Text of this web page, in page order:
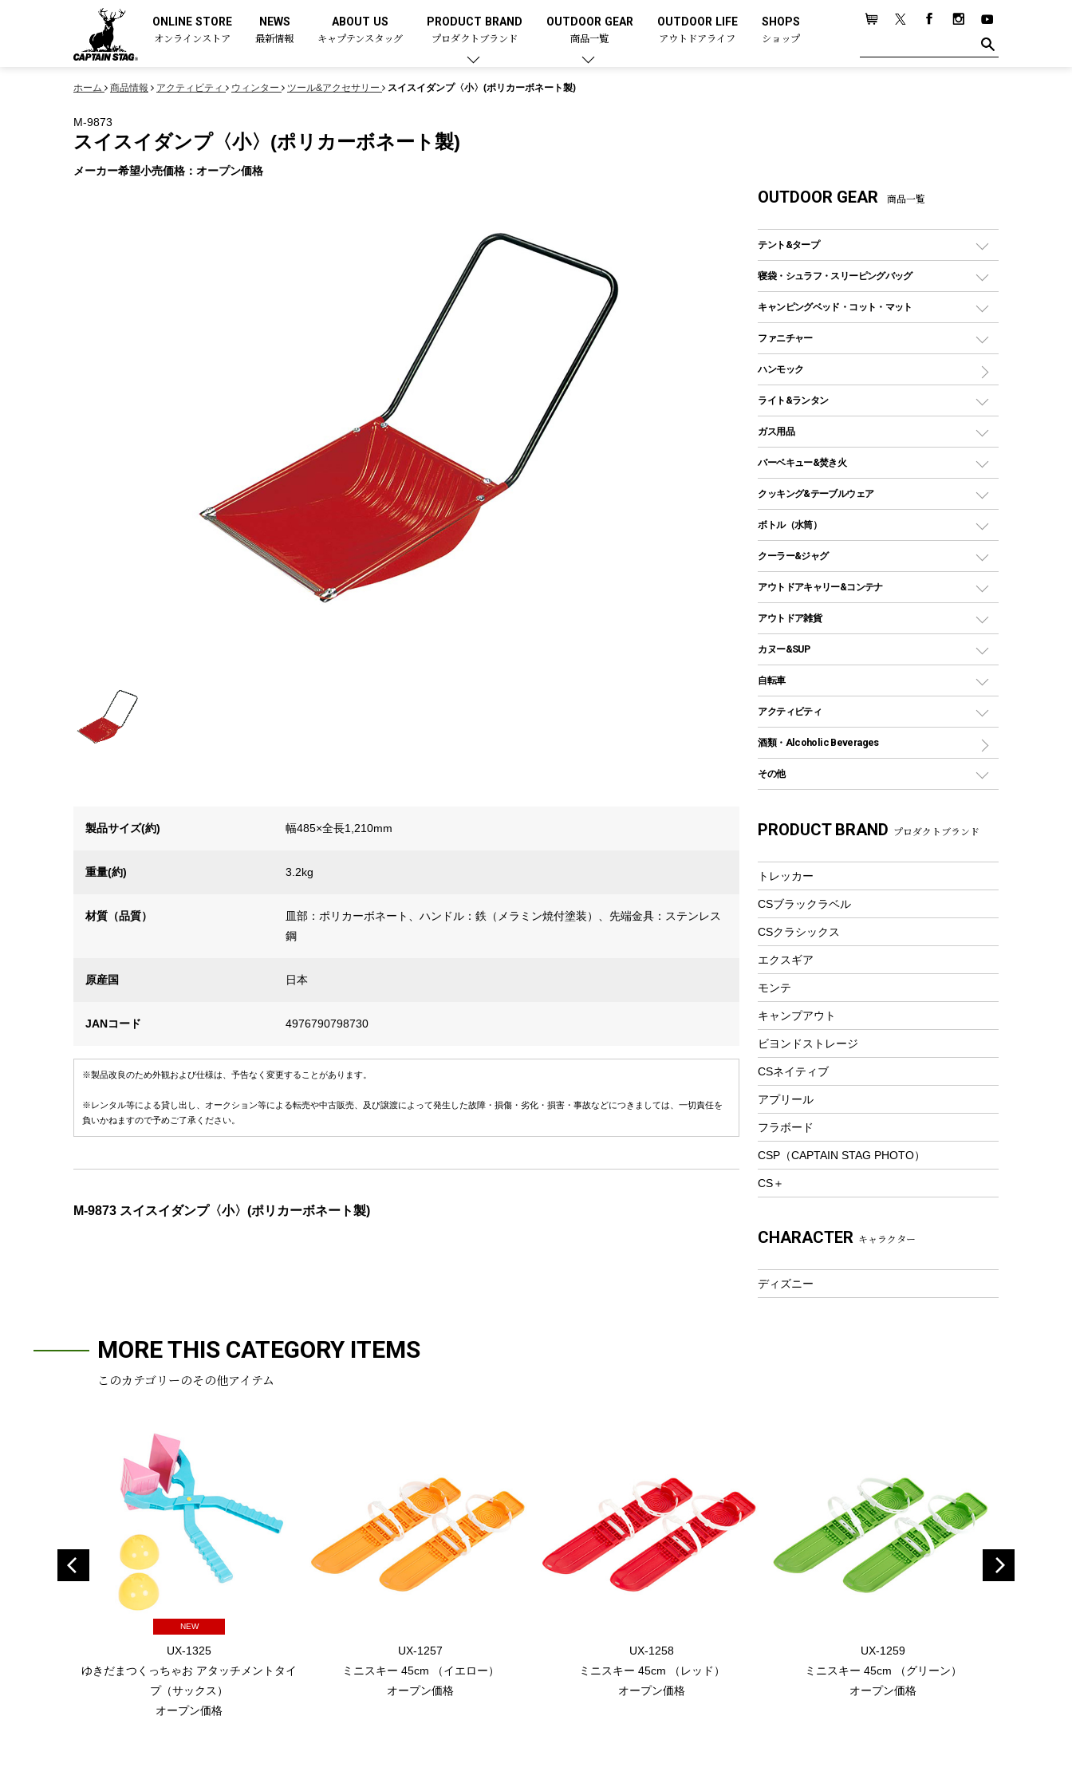
ONLINE STORE
オンラインストア
NEWS
最新情報
ABOUT US
キャプテンスタッグ
PRODUCT BRAND
プロダクトブランド
OUTDOOR GEAR
商品一覧
OUTDOOR LIFE
アウトドアライフ
SHOPS
ショップ
ホーム 商品情報 アクティビティ ウィンター ツール&アクセサリー スイスイダンプ〈小〉(ポリカーボネート製)
M-9873
スイスイダンプ〈小〉(ポリカーボネート製)
メーカー希望小売価格：オープン価格
製品サイズ(約) 幅485×全長1,210mm
重量(約) 3.2kg
材質（品質）
皿部：ポリカーボネート、ハンドル：鉄（メラミン焼付塗装）、先端金具：ステンレス
鋼
原産国 日本
JANコード 4976790798730
※製品改良のため外観および仕様は、予告なく変更することがあります。
※レンタル等による貸し出し、オークション等による転売や中古販売、及び譲渡によって発生した故障・損傷・劣化・損害・事故などにつきましては、一切責任を
負いかねますので予めご了承ください。
M-9873 スイスイダンプ〈小〉(ポリカーボネート製)
OUTDOOR GEAR 商品一覧
テント&タープ
テント
ツールームテント
ワンポールテント
シェルターテント
ロッジ型・オリジナルテント
タープ
スクエアタープ（レクタタープ）
メッシュタープ
自立式タープ
パラソル
テントアクセサリー
ペグ
グランドシート
ガイドロープ
ツール
寝袋・シュラフ・スリーピングバッグ
レクタングラー型（封筒型）シュラフ
インナーシュラフ
キャンピングベッド・コット・マット
キャンピングベッド・コット
インフレータブルマット
ファニチャー
アウトドアテーブル
レジャーシート
ハンモック
ライト&ランタン
LEDランタン
ガスランタン
オイルランタン
LEDライト
ヘッドライト
キャンドル
ガス用品
ガスバーナー
ガス缶
ガストーチ、ライター
バーベキュー&焚き火
バーベキューコンロ、グリル
焚き火台タイプ（ロースタイル）グリル
卓上タイプグリル
パーティータイプグリル
鉄板、アミ
焚き火台&ストーブ
火起こし
バーベキューツール
燃料・着火剤・炭
クッキング&テーブルウェア
ダッチオーブン
ホットサンドメーカー
クッカーセット
シェラカップ
クッキングツール
ナイフ
カトラリー
マグカップ、カップ
フードボトル
コーヒー&ミル
トレー
ランチョンマット
ランチボックス
ピクニックセット
ボトル（水筒）
ステンレスボトル
コップ付きタイプ
ワンタッチタイプ
プラスチックボトル
ディズニーボトル
クーラー&ジャグ
クーラーボックス
クーラーバッグ
ウォータージャグ
保冷剤
アウトドアキャリー&コンテナ
アウトドアキャリー
アウトドア雑貨
バックパック&バッグ
リュック、バックパック
トートバッグ、サコッシュ
ショッピングキャリー
その他アウトドア雑貨
レイン
ツール、他
カヌー&SUP
インフレータブル
カヤック
パドル
ヘルメット
アクセサリー
自転車
折りたたみ自転車
スポーツサイクル
シティサイクル
自転車用アクセサリー
自転車ウェア
アクティビティ
マリン
ラッシュガード
テント
フローティングベスト
ヘルメット
エアーポンプ
ウィンター
防寒ウェア
ツール&アクセサリー
トレッキング
トレッキングステッキ
トレッキングアクセサリー
プレイグッズ
ウェルネス
フィットネス
アクセサリー
酒類・Alcoholic Beverages
その他
湯たんぽ
PRODUCT BRAND プロダクトブランド
トレッカー
CSブラックラベル
CSクラシックス
エクスギア
モンテ
キャンプアウト
ビヨンドストレージ
CSネイティブ
アプリール
フラボード
CSP（CAPTAIN STAG PHOTO）
CS＋
CHARACTER キャラクター
ディズニー
MORE THIS CATEGORY ITEMS
このカテゴリーのその他アイテム
NEW
UX-1325
ゆきだまつくっちゃお アタッチメントタイ
プ（サックス）
オープン価格
UX-1257
ミニスキー 45cm （イエロー）
オープン価格
UX-1258
ミニスキー 45cm （レッド）
オープン価格
UX-1259
ミニスキー 45cm （グリーン）
オープン価格